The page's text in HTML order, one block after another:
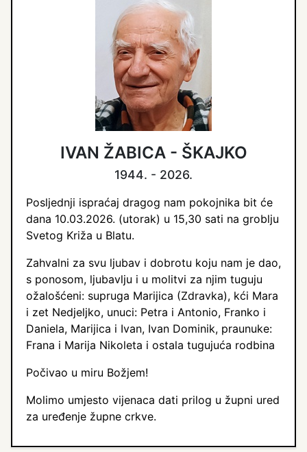
IVAN ŽABICA - ŠKAJKO
1944. - 2026.
Posljednji ispraćaj dragog nam pokojnika bit će
dana 10.03.2026. (utorak) u 15,30 sati na groblju
Svetog Križa u Blatu.
Zahvalni za svu ljubav i dobrotu koju nam je dao,
s ponosom, ljubavlju i u molitvi za njim tuguju
ožalošćeni: supruga Marijica (Zdravka), kći Mara
i zet Nedjeljko, unuci: Petra i Antonio, Franko i
Daniela, Marijica i Ivan, Ivan Dominik, praunuke:
Frana i Marija Nikoleta i ostala tugujuća rodbina
Počivao u miru Božjem!
Molimo umjesto vijenaca dati prilog u župni ured
za uređenje župne crkve.